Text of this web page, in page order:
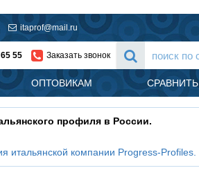
itaprof@mail.ru
55 Заказать звонок
ОПТОВИКАМ СРАВНИТЬ
профиля в России.
итальянской компании Progress-Profiles.